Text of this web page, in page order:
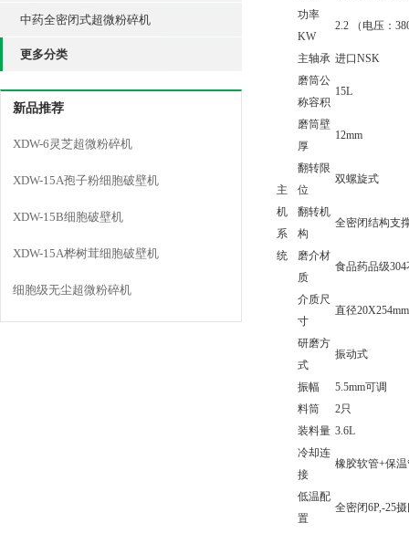
中药全密闭式超微粉碎机
更多分类
新品推荐
XDW-6灵芝超微粉碎机
XDW-15A孢子粉细胞破壁机
XDW-15B细胞破壁机
XDW-15A桦树茸细胞破壁机
细胞级无尘超微粉碎机
主
机
系
统
功率
KW
2.2 （电压：
主轴承 进口NSK
磨筒公
称容积
15L
磨筒壁
厚
12mm
翻转限
位
双螺旋式
翻转机
构
全密闭结构支
磨介材
质
食品药品级
介质尺
寸
直径20X254mm
研磨方
式
振动式
振幅
5.5mm可调
料筒
2只
装料量 3.6L
冷却连
接
橡胶软管+保
低温配
置
全密闭6P,-25